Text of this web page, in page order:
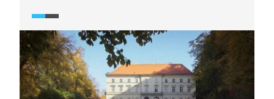
a politického vězně. Zámek byl za totality
zkonfiskován, v současné době však už opět patří
řádu.